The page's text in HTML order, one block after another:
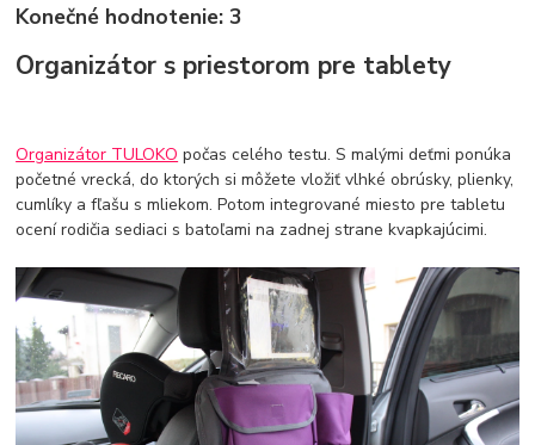
Konečné hodnotenie: 3
Organizátor s priestorom pre tablety
Organizátor TULOKO počas celého testu. S malými deťmi ponúka
početné vrecká, do ktorých si môžete vložiť vlhké obrúsky, plienky,
cumlíky a fľašu s mliekom. Potom integrované miesto pre tabletu
ocení rodičia sediaci s batoľami na zadnej strane kvapkajúcimi.